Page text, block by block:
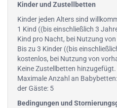
Kinder und Zustellbetten
Kinder jeden Alters sind
1 Kind ((bis einschließlich 3
Kind pro Nacht, bei Nutzung
Bis zu 3 Kinder ((bis
kostenlos, bei Nutzung von
Keine Zustellbetten hinzugefügt.
Maximale Anzahl an
der Gäste: 5
Bedingungen und